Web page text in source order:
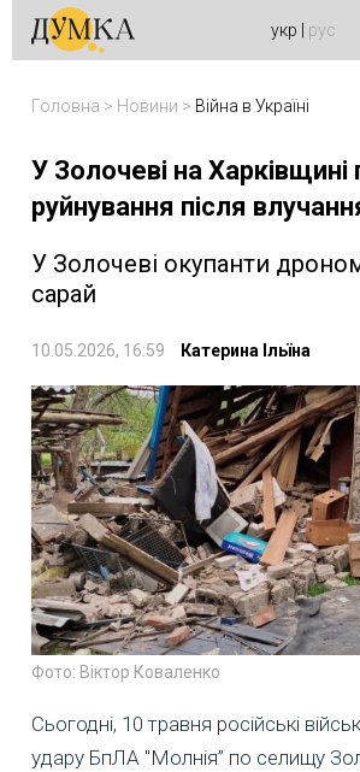
укр рус
Головна > Новини > Війна в Україні
У Золочеві на Харківщині
руйнування після
У Золочеві окупанти
сарай
10.05.2026, 16:59 Катерина Ільїна
Фото: Віктор Коваленко
Сьогодні, 10 травня російські
удару БпЛА "Молнія” по селищу